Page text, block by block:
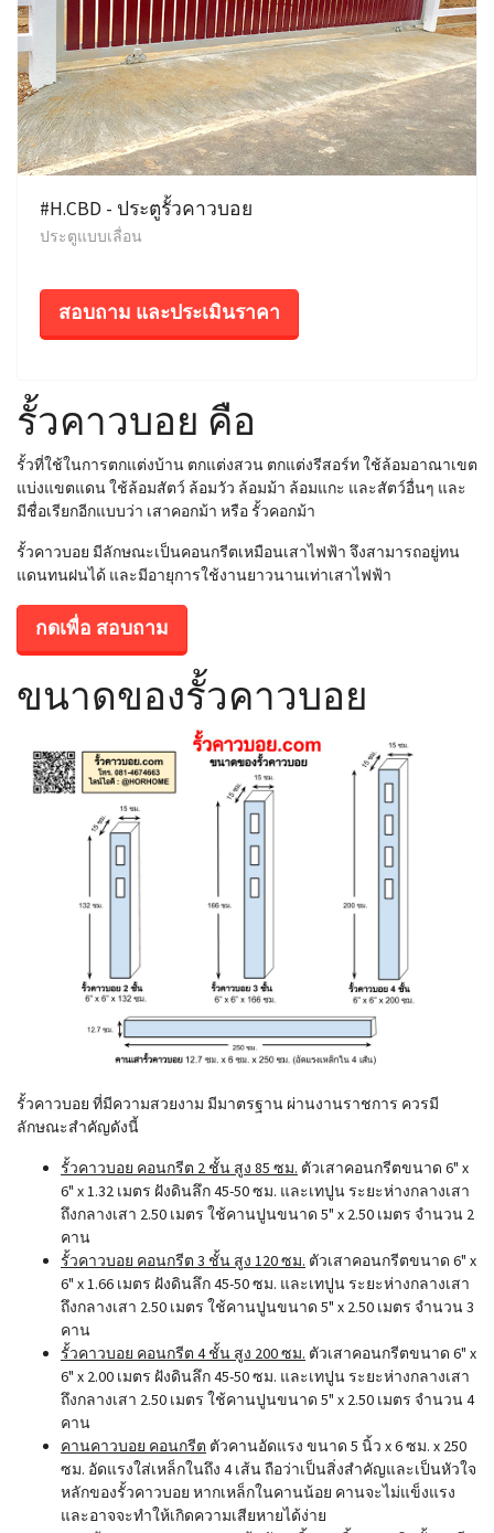
#H.CBD - ประตูรั้วคาวบอย
ประตูแบบเลื่อน
สอบถาม และประเมินราคา
รั้วคาวบอย คือ
รั้วที่ใช้ในการตกแต่งบ้าน ตกแต่งสวน ตกแต่งรีสอร์ท ใช้ล้อมอาณาเขต
แบ่งแขตแดน ใช้ล้อมสัตว์ ล้อมวัว ล้อมม้า ล้อมแกะ และสัตว์อื่นๆ และ
มีชื่อเรียกอีกแบบว่า เสาคอกม้า หรือ รั้วคอกม้า
รั้วคาวบอย มีลักษณะเป็นคอนกรีตเหมือนเสาไฟฟ้า จึงสามารถอยู่ทน
แดนทนฝนได้ และมีอายุการใช้งานยาวนานเท่าเสาไฟฟ้า
กดเพื่อ สอบถาม
ขนาดของรั้วคาวบอย
รั้วคาวบอย ที่มีความสวยงาม มีมาตรฐาน ผ่านงานราชการ ควรมี
ลักษณะสำคัญดังนี้
รั้วคาวบอย คอนกรีต 2 ชั้น สูง 85 ซม. ตัวเสาคอนกรีตขนาด 6" x
6" x 1.32 เมตร ฝังดินลึก 45-50 ซม. และเทปูน ระยะห่างกลางเสา
ถึงกลางเสา 2.50 เมตร ใช้คานปูนขนาด 5" x 2.50 เมตร จำนวน 2
คาน
รั้วคาวบอย คอนกรีต 3 ชั้น สูง 120 ซม. ตัวเสาคอนกรีตขนาด 6" x
6" x 1.66 เมตร ฝังดินลึก 45-50 ซม. และเทปูน ระยะห่างกลางเสา
ถึงกลางเสา 2.50 เมตร ใช้คานปูนขนาด 5" x 2.50 เมตร จำนวน 3
คาน
รั้วคาวบอย คอนกรีต 4 ชั้น สูง 200 ซม. ตัวเสาคอนกรีตขนาด 6" x
6" x 2.00 เมตร ฝังดินลึก 45-50 ซม. และเทปูน ระยะห่างกลางเสา
ถึงกลางเสา 2.50 เมตร ใช้คานปูนขนาด 5" x 2.50 เมตร จำนวน 4
คาน
คานคาวบอย คอนกรีต ตัวคานอัดแรง ขนาด 5 นิ้ว x 6 ซม. x 250
ซม. อัดแรงใส่เหล็กในถึง 4 เส้น ถือว่าเป็นสิ่งสำคัญและเป็นหัวใจ
หลักของรั้วคาวบอย หากเหล็กในคานน้อย คานจะไม่แข็งแรง
และอาจจะทำให้เกิดความเสียหายได้ง่าย